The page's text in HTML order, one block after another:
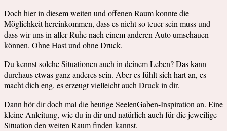
Doch hier in diesem weiten und offenen Raum konnte die
Möglichkeit hereinkommen, dass es nicht so teuer sein muss und
dass wir uns in aller Ruhe nach einem anderen Auto umschauen
können. Ohne Hast und ohne Druck.
Du kennst solche Situationen auch in deinem Leben? Das kann
durchaus etwas ganz anderes sein. Aber es fühlt sich hart an, es
macht dich eng, es erzeugt vielleicht auch Druck in dir.
Dann hör dir doch mal die heutige SeelenGaben-Inspiration an. Eine
kleine Anleitung, wie du in dir und natürlich auch für die jeweilige
Situation den weiten Raum finden kannst.